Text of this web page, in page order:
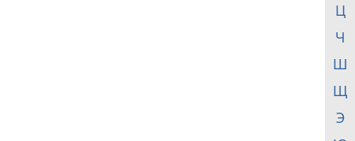
Ц
Ч
Ш
Щ
Э